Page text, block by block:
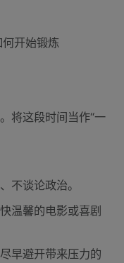
开始锻炼
将这段时间当作“一
不谈论政治。
温馨的电影或喜剧
早避开带来压力的